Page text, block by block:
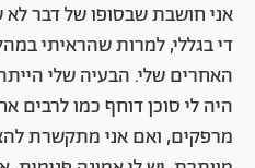
אני חושבת שבסופו של דבר
די בגללי, למרות שהראיתי
האחרים שלי. הבעיה שלי
היה לי סוכן דוחף כמו לרבים
מרפקים, ואם אני מתקשרת